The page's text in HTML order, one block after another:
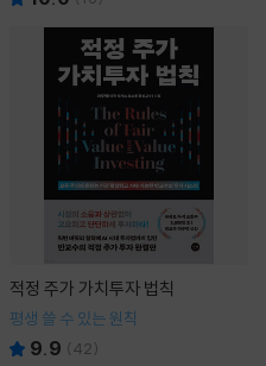
적정 주가 가치투자 법칙
평생 쓸 수 있는 원칙
9.9 (42)